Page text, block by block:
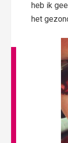
heb ik
het